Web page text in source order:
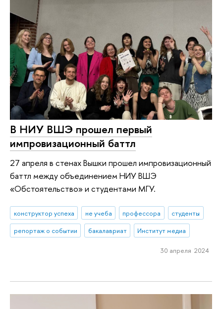
В НИУ ВШЭ прошел первый
импровизационный баттл
27 апреля в стенах Вышки прошел импровизационный
баттл между объединением НИУ ВШЭ
«Обстоятельство» и студентами МГУ.
конструктор успеха не учеба профессора
студенты
репортаж о событии
бакалавриат Институт медиа
30 апреля 2024